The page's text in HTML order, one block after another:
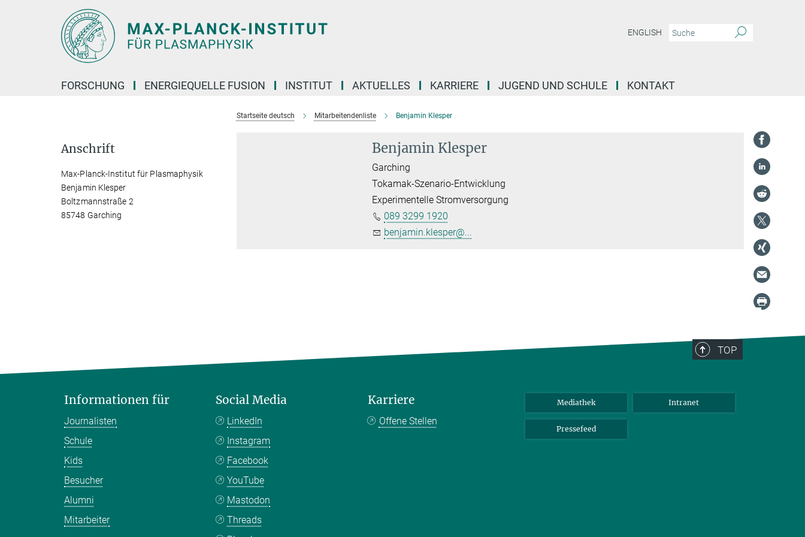
ENGLISH
FORSCHUNG ENERGIEQUELLE FUSION INSTITUT AKTUELLES KARRIERE JUGEND UND SCHULE KONTAKT
Startseite deutsch Mitarbeitendenliste Benjamin Klesper
Benjamin Klesper
Garching
Tokamak-Szenario-Entwicklung
Experimentelle Stromversorgung
089 3299 1920
benjamin.klesper@...
Anschrift
Max-Planck-Institut für Plasmaphysik
Benjamin Klesper
Boltzmannstraße 2
85748 Garching
TOP
Informationen für
Journalisten
Schule
Kids
Besucher
Alumni
Mitarbeiter
Social Media
LinkedIn
Instagram
Facebook
YouTube
Mastodon
Threads
Karriere
Offene Stellen
Mediathek Intranet
Pressefeed